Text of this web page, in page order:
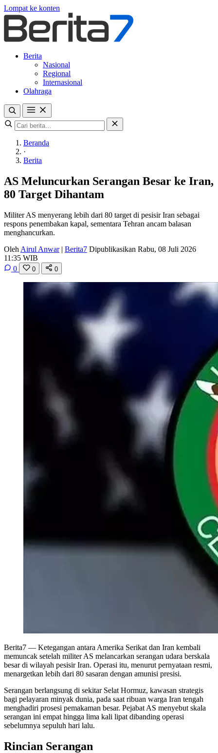
Lompat ke konten
Berita
Nasional
Regional
Internasional
Olahraga
Beranda
·
Berita
AS Meluncurkan Serangan Besar ke Iran,
80 Target Dihantam
Militer AS menyerang lebih dari 80 target di pesisir Iran sebagai
respons penembakan kapal, sementara Tehran ancam balasan
menghancurkan.
Oleh Airul Anwar | Berita7 Dipublikasikan Rabu, 08 Juli 2026
11:35 WIB
0
0 0
Berita7 — Ketegangan antara Amerika Serikat dan Iran kembali
memuncak setelah militer AS melancarkan serangan udara berskala
besar di wilayah pesisir Iran. Operasi itu, menurut pernyataan resmi,
menargetkan lebih dari 80 sasaran dengan amunisi presisi.
Serangan berlangsung di sekitar Selat Hormuz, kawasan strategis
bagi pelayaran minyak dunia, pada saat ribuan warga Iran tengah
menghadiri prosesi pemakaman besar. Pejabat AS menyebut skala
serangan ini empat hingga lima kali lipat dibanding operasi
sebelumnya sepuluh hari lalu.
Rincian Serangan